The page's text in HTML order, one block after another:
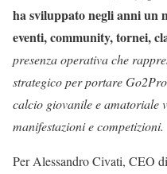
ha sviluppato negli anni un
eventi, community, tornei,
presenza operativa che
strategico per portare
calcio giovanile e amatoriale
manifestazioni e competizioni.
Per Alessandro Civati, CEO